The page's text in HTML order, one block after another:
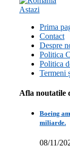
Prima
Contact
Despre
Politica
Politica
Termeni
Afla noutatile
Boeing
miliarde.
08/11/